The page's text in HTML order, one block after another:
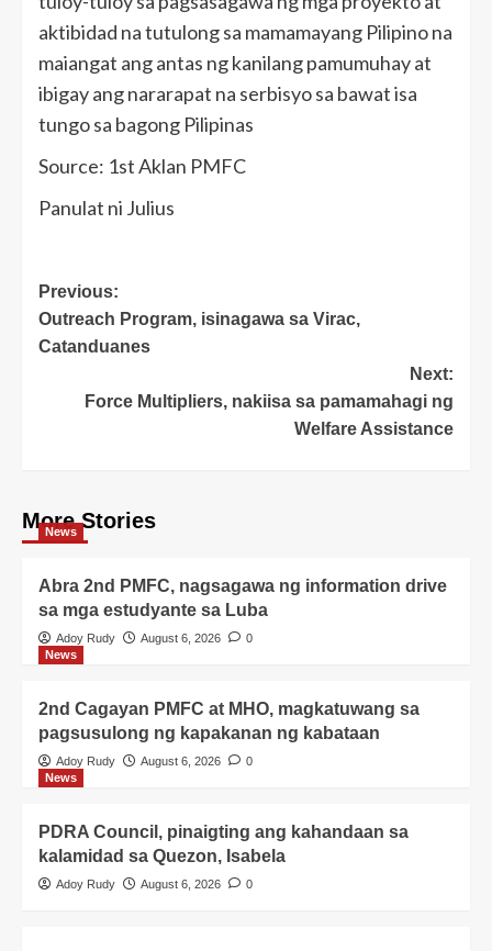
aktibidad na tutulong sa mamamayang Pilipino na
maiangat ang antas ng kanilang pamumuhay at
ibigay ang nararapat na serbisyo sa bawat isa
tungo sa bagong Pilipinas
Source: 1st Aklan PMFC
Panulat ni Julius
Post
navigation
Previous:
Outreach Program, isinagawa sa Virac,
Catanduanes
Next:
Force Multipliers, nakiisa sa pamamahagi ng
Welfare Assistance
More Stories
News
Abra 2nd PMFC, nagsagawa ng information drive
sa mga estudyante sa Luba
Adoy Rudy August 6, 2026
0
News
2nd Cagayan PMFC at MHO, magkatuwang sa
pagsusulong ng kapakanan ng kabataan
Adoy Rudy August 6, 2026
0
News
PDRA Council, pinaigting ang kahandaan sa
kalamidad sa Quezon, Isabela
Adoy Rudy August 6, 2026 0